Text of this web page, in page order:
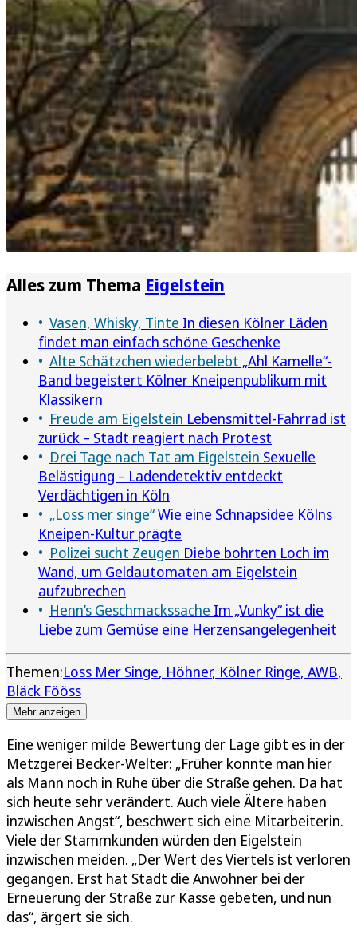
Alles zum Thema Eigelstein
Vasen, Whisky, Tinte In diesen Kölner Läden
findet man einfach schöne Geschenke
Alte Schätzchen wiederbelebt „Ahl Kamelle“-
Band begeistert Kölner Kneipenpublikum mit
Klassikern
Freude am Eigelstein Lebensmittel-Fahrrad ist
zurück – Stadt reagiert nach Protest
Drei Tage nach Tat am Eigelstein Sexuelle
Belästigung – Ladendetektiv entdeckt
Verdächtigen in Köln
„Loss mer singe“Wie eine Schnapsidee Kölns
Kneipen-Kultur prägte
Polizei sucht Zeugen Diebe bohrten Loch im
Wand, um Geldautomaten am Eigelstein
aufzubrechen
Henn’s Geschmackssache Im „Vunky“ ist die
Liebe zum Gemüse eine Herzensangelegenheit
Themen:Loss Mer Singe Höhner Kölner Ringe AWB
Bläck Fööss
Mehr anzeigen
Eine weniger milde Bewertung der Lage gibt es in der
Metzgerei Becker-Welter: „Früher konnte man hier
als Mann noch in Ruhe über die Straße gehen. Da hat
sich heute sehr verändert. Auch viele Ältere haben
inzwischen Angst“, beschwert sich eine Mitarbeiterin.
Viele der Stammkunden würden den Eigelstein
inzwischen meiden. „Der Wert des Viertels ist verloren
gegangen. Erst hat Stadt die Anwohner bei der
Erneuerung der Straße zur Kasse gebeten, und nun
das“, ärgert sie sich.